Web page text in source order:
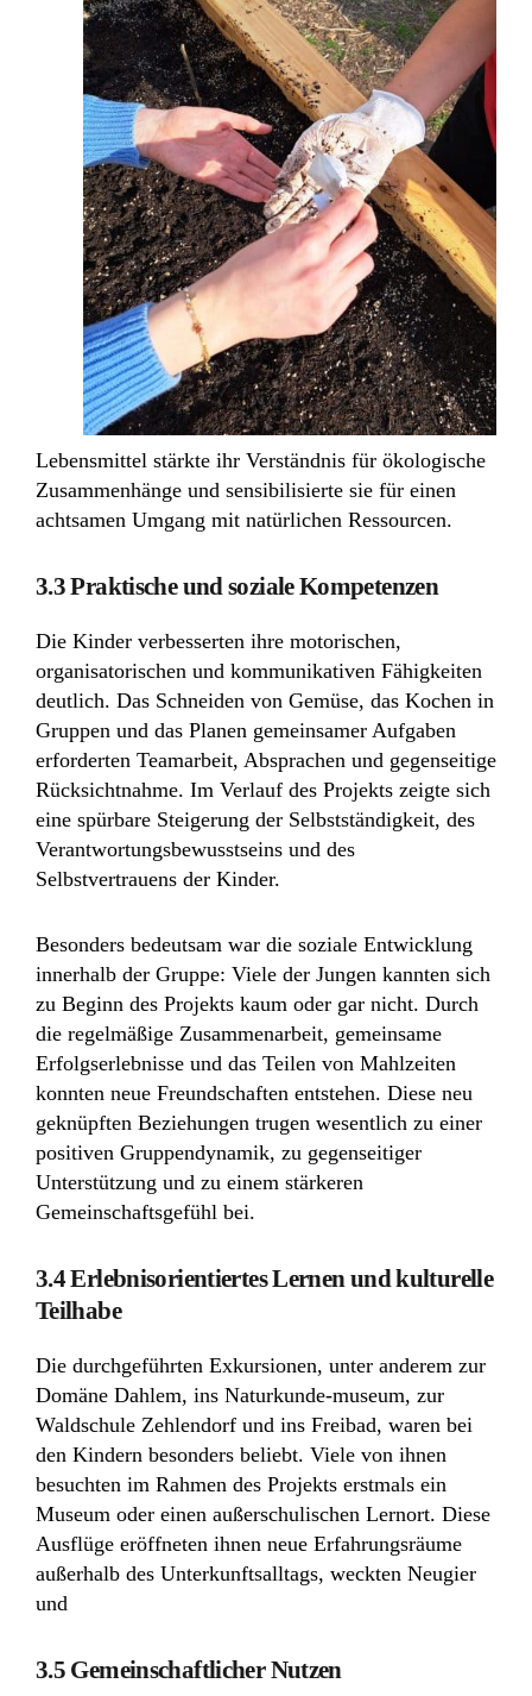
Lebensmittel stärkte ihr Verständnis für ökologische
Zusammenhänge und sensibilisierte sie für einen
achtsamen Umgang mit natürlichen Ressourcen.
3.3 Praktische und soziale Kompetenzen
Die Kinder verbesserten ihre motorischen,
organisatorischen und kommunikativen Fähigkeiten
deutlich. Das Schneiden von Gemüse, das Kochen in
Gruppen und das Planen gemeinsamer Aufgaben
erforderten Teamarbeit, Absprachen und gegenseitige
Rücksichtnahme. Im Verlauf des Projekts zeigte sich
eine spürbare Steigerung der Selbstständigkeit, des
Verantwortungsbewusstseins und des
Selbstvertrauens der Kinder.
Besonders bedeutsam war die soziale Entwicklung
innerhalb der Gruppe: Viele der Jungen kannten sich
zu Beginn des Projekts kaum oder gar nicht. Durch
die regelmäßige Zusammenarbeit, gemeinsame
Erfolgserlebnisse und das Teilen von Mahlzeiten
konnten neue Freundschaften entstehen. Diese neu
geknüpften Beziehungen trugen wesentlich zu einer
positiven Gruppendynamik, zu gegenseitiger
Unterstützung und zu einem stärkeren
Gemeinschaftsgefühl bei.
3.4 Erlebnisorientiertes Lernen und kulturelle
Teilhabe
Die durchgeführten Exkursionen, unter anderem zur
Domäne Dahlem, ins Naturkunde-museum, zur
Waldschule Zehlendorf und ins Freibad, waren bei
den Kindern besonders beliebt. Viele von ihnen
besuchten im Rahmen des Projekts erstmals ein
Museum oder einen außerschulischen Lernort. Diese
Ausflüge eröffneten ihnen neue Erfahrungsräume
außerhalb des Unterkunftsalltags, weckten Neugier
und
3.5 Gemeinschaftlicher Nutzen